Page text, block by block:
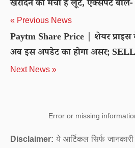
खरीदने की मची है लूट, एक्सपर्ट बोले-
« Previous News
Paytm Share Price | शेयर प्राइस
अब इस अपडेट का होगा असर;
Next News »
Error or missing
Disclaimer: ये आर्टिकल सिर्फ